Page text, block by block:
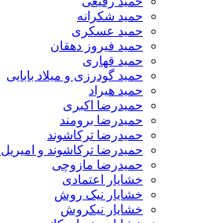
حمید شکرانه
حمید عسکری
حمید فیروز دهقان
حمید قهاری
حمید گودرزی و میلاد بابایی
حمید هیراد
حمیدرضا اکبری
حمیدرضا برومند
حمیدرضا ترکاشوند
حمیدرضا ترکاشوند و امیریل ارجمند
حمیدرضا مازوچی
خشایار اعتمادی
خشایار نیک روش
خشایار نیکروش